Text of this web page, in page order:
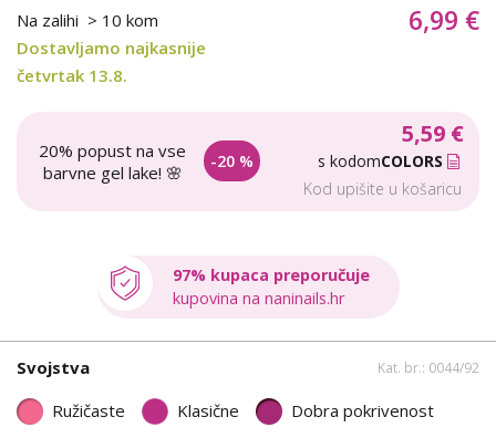
Na zalihi > 10 kom
Dostavljamo najkasnije
četvrtak 13.8.
6,99 €
20% popust na vse
barvne gel lake! 🌸
-20 %
5,59 €
s kodomCOLORS
Kod upišite u košaricu
97% kupaca preporučuje
kupovina na naninails.hr
Svojstva Kat. br.: 0044/92
Ružičaste Klasične Dobra pokrivenost